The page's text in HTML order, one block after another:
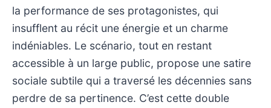
la performance de ses protagonistes, qui
insufflent au récit une énergie et un charme
indéniables. Le scénario, tout en restant
accessible à un large public, propose une satire
sociale subtile qui a traversé les décennies sans
perdre de sa pertinence. C’est cette double